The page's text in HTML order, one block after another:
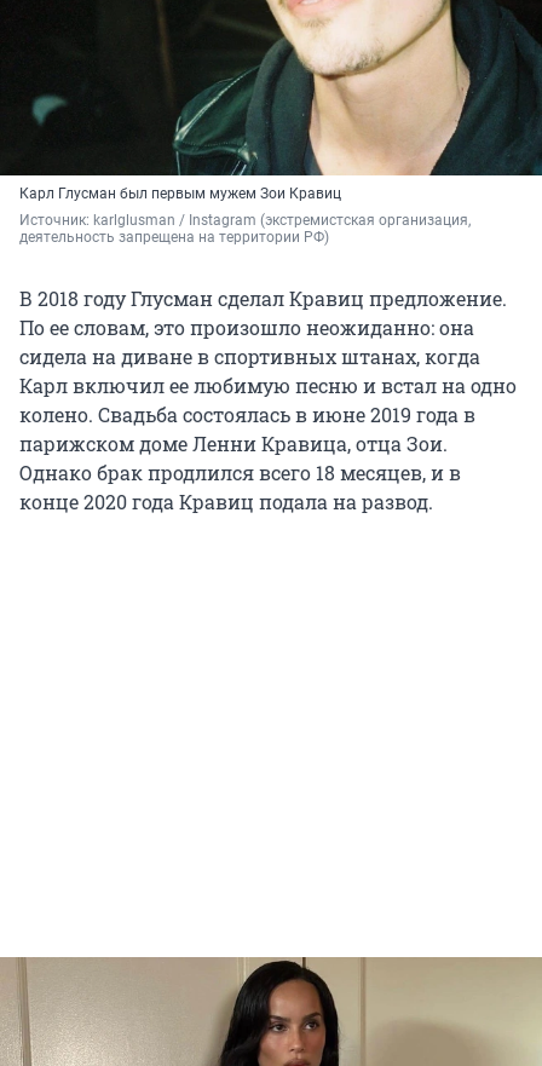
Карл Глусман был первым мужем Зои Кравиц
Источник: karlglusman / Instagram (экстремистская организация,
деятельность запрещена на территории РФ)
В 2018 году Глусман сделал Кравиц предложение.
По ее словам, это произошло неожиданно: она
сидела на диване в спортивных штанах, когда
Карл включил ее любимую песню и встал на одно
колено. Свадьба состоялась в июне 2019 года в
парижском доме Ленни Кравица, отца Зои.
Однако брак продлился всего 18 месяцев, и в
конце 2020 года Кравиц подала на развод.